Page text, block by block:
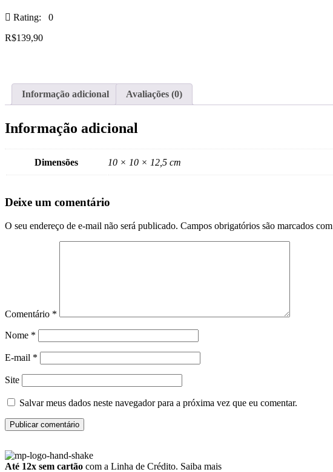
Rating: 0
R$139,90
Informação adicional Avaliações (0)
Informação adicional
Dimensões 10 × 10 × 12,5 cm
Deixe um comentário
O seu endereço de e-mail não será publicado. Campos obrigatórios são marcados com
Comentário *
Nome *
E-mail *
Site
Salvar meus dados neste navegador para a próxima vez que eu comentar.
Até 12x sem cartão com a Linha de Crédito. Saiba mais